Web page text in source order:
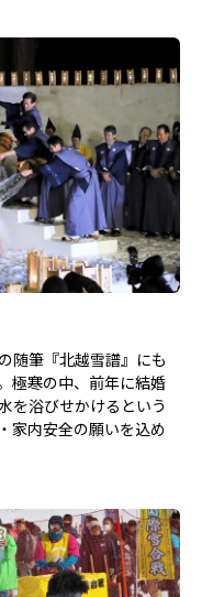
随筆『北越雪譜』にも
極寒の中、前年に結婚
を浴びせかけるという
家内安全の願いを込め